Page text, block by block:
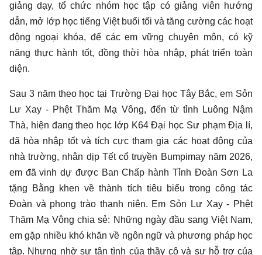
giảng dạy, tổ chức nhóm học tập có giảng viên hướng
dẫn, mở lớp học tiếng Việt buổi tối và tăng cường các hoạt
động ngoại khóa, để các em vững chuyên môn, có kỹ
năng thực hành tốt, đồng thời hòa nhập, phát triển toàn
diện.
Sau 3 năm theo học tại Trường Đại học Tây Bắc, em Sỏn
Lư Xay - Phệt Thăm Mạ Vông, đến từ tỉnh Luông Nậm
Thà, hiện đang theo học lớp K64 Đại học Sư phạm Địa lí,
đã hòa nhập tốt và tích cực tham gia các hoạt động của
nhà trường, nhân dịp Tết cổ truyền Bumpimay năm 2026,
em đã vinh dự được Ban Chấp hành Tỉnh Đoàn Sơn La
tặng Bằng khen về thành tích tiêu biểu trong công tác
Đoàn và phong trào thanh niên. Em Sỏn Lư Xay - Phệt
Thăm Mạ Vông chia sẻ: Những ngày đầu sang Việt Nam,
em gặp nhiều khó khăn về ngôn ngữ và phương pháp học
tập. Nhưng nhờ sự tận tình của thầy cô và sự hỗ trợ của